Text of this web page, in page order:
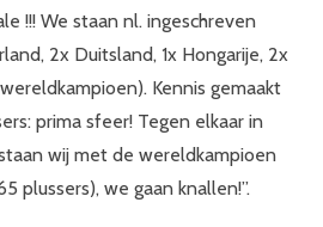
!!! We staan nl. ingeschreven
2x Duitsland, 1x Hongarije, 2x
Kennis gemaakt
prima sfeer! Tegen elkaar in
wij met de wereldkampioen
plussers), we gaan knallen!”.